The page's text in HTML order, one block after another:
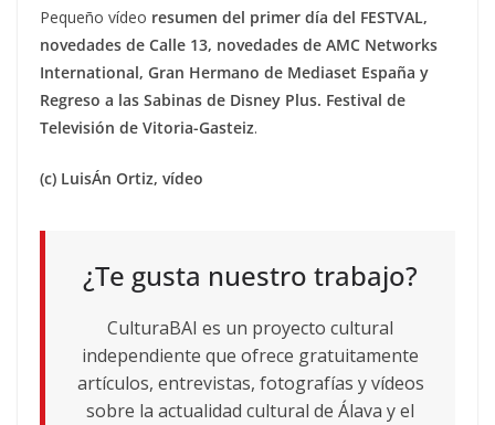
Pequeño vídeo resumen del primer día del FESTVAL,
novedades de Calle 13, novedades de AMC Networks
International, Gran Hermano de Mediaset España y
Regreso a las Sabinas de Disney Plus. Festival de
Televisión de Vitoria-Gasteiz.
(c) LuisÁn Ortiz, vídeo
¿Te gusta nuestro trabajo?
CulturaBAI es un proyecto cultural
independiente que ofrece gratuitamente
artículos, entrevistas, fotografías y vídeos
sobre la actualidad cultural de Álava y el